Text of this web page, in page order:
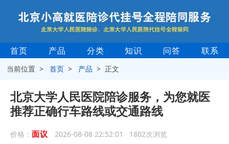
首页 产品 分类 知识 问答 联系
当前位置 >首页 > 产品 > 正文
北京大学人民医院陪诊服务，为您就医
推荐正确行车路线或交通路线
价格： 面议 2026-08-08 22:52:01 1802次浏览